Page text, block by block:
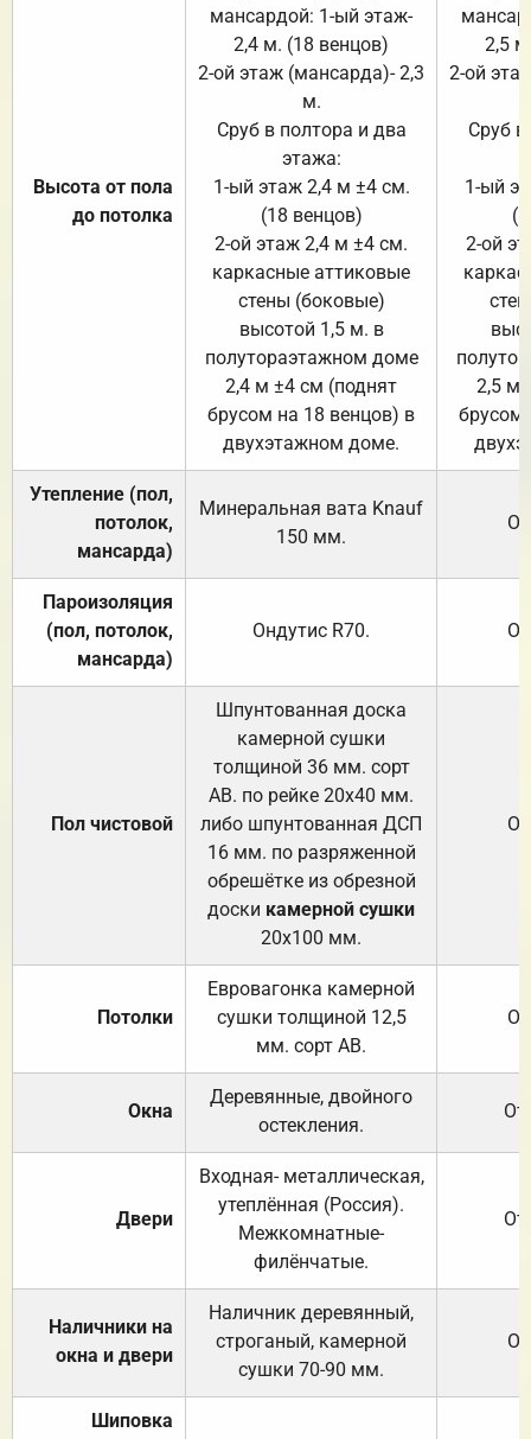
Высота от пола
до потолка
мансардой: 1-ый этаж-
2,4 м. (18 венцов)
2-ой этаж (мансарда)- 2,3
м.
Сруб в полтора и два
этажа:
1-ый этаж 2,4 м ±4 см.
(18 венцов)
2-ой этаж 2,4 м ±4 см.
каркасные аттиковые
стены (боковые)
высотой 1,5 м. в
полутораэтажном доме
2,4 м ±4 см (поднят
брусом на 18 венцов) в
двухэтажном доме.
2,5
2-ой
Сруб
1-ый
2-ой
2,5 м
брусом
Утепление (пол,
потолок,
мансарда)
Минеральная вата Knauf
150 мм.
Пароизоляция
(пол, потолок,
мансарда)
Ондутис R70.
Пол чистовой
Шпунтованная доска
камерной сушки
толщиной 36 мм. сорт
АВ. по рейке 20х40 мм.
либо шпунтованная ДСП
16 мм. по разряженной
обрешётке из обрезной
доски камерной сушки
20х100 мм.
Потолки
Евровагонка камерной
сушки толщиной 12,5
мм. сорт АВ.
Окна
Деревянные, двойного
остекления.
Двери
Входная- металлическая,
утеплённая (Россия).
Межкомнатные-
филёнчатые.
Наличники на
окна и двери
Наличник деревянный,
строганый, камерной
сушки 70-90 мм.
Шиповка